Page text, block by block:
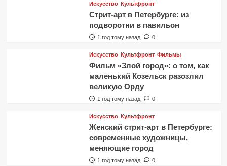
Искусство Культфронт
Стрит-арт в Петербурге: из
подворотни в павильон
1 год тому назад 0
Искусство Культфронт Фильмы
Фильм «Злой город»: о том, как
маленький Козельск разозлил
великую Орду
1 год тому назад 0
Искусство Культфронт
Женский стрит-арт в Петербурге:
современные художницы,
меняющие город
1 год тому назад 0